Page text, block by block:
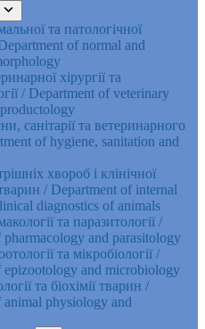
та патологічної
of normal and
хірургії та
/ Department of veterinary
санітарії та ветеринарного
of hygiene, sanitation and
хвороб і клінічної
/ Department of internal
diagnostics of animals
та паразитології /
pharmacology and parasitology
та мікробіології /
epizootology and microbiology
та біохімії тварин /
animal physiology and